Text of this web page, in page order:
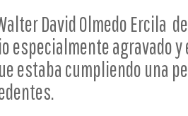
David Olmedo Ercila
especialmente agravado
estaba cumpliendo una